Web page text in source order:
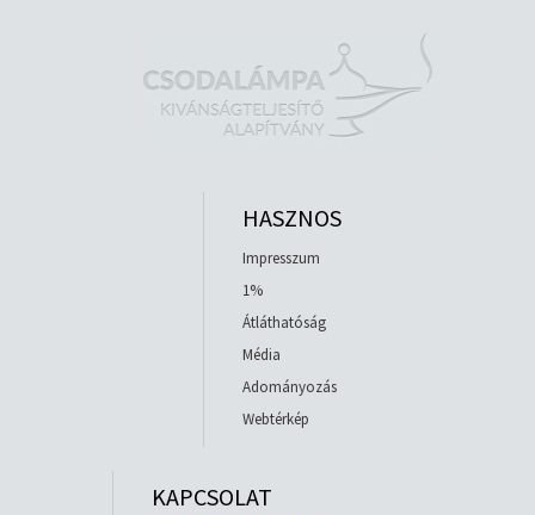
HASZNOS
Impresszum
1%
Átláthatóság
Média
Adományozás
Webtérkép
KAPCSOLAT